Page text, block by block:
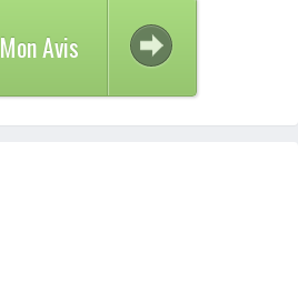
Mon Avis